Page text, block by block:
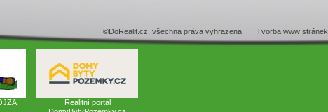
©DoRealit.cz, všechna práva vyhrazena Tvorba www stránek
Realitní portál